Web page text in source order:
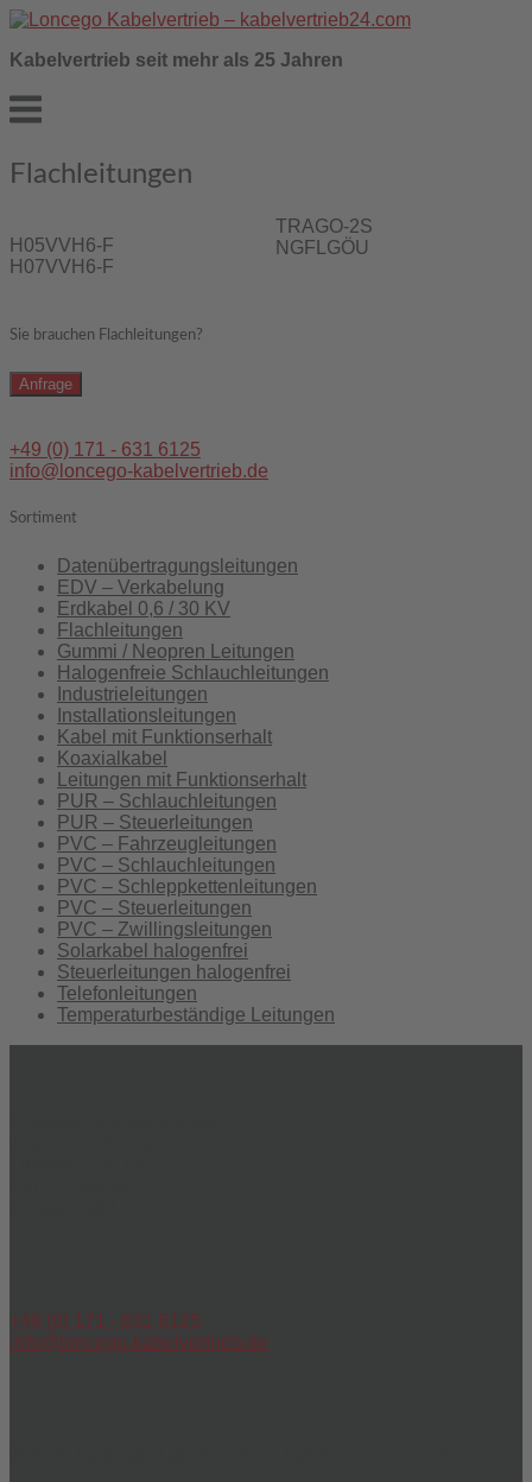
Skip
content
Kabelvertrieb seit mehr als 25 Jahren
Menu
Flach­leitungen
H05VVH6-F
H07VVH6-F
TRAGO-2S
NGFLGÖU
Sie brauchen Flach­leitungen?
Anfrage
+49 (0) 171 - 631 6125
info@loncego-kabelvertrieb.de
Sortiment
Daten­übertragungs­leitungen
EDV – Verkabelung
Erd­kabel 0,6 / 30 KV
Flach­leitungen
Gummi / Neopren Leitungen
Halogen­freie Schlauch­leitungen
Industrie­leitungen
Installations­leitungen
Kabel mit Funktions­erhalt
Koaxial­kabel
Leitungen mit Funktions­erhalt
PUR – Schlauch­leitungen
PUR – Steuer­leitungen
PVC – Fahrzeug­leitungen
PVC – Schlauch­leitungen
PVC – Schlepp­ketten­leitungen
PVC – Steuer­leitungen
PVC – Zwillings­leitungen
Solark­abel halogen­frei
Steuer­leitungen halogen­frei
Telefon­leitungen
Temperatur­beständige Leitungen
+49 (0) 171 - 631 6125
info@loncego-kabelvertrieb.de